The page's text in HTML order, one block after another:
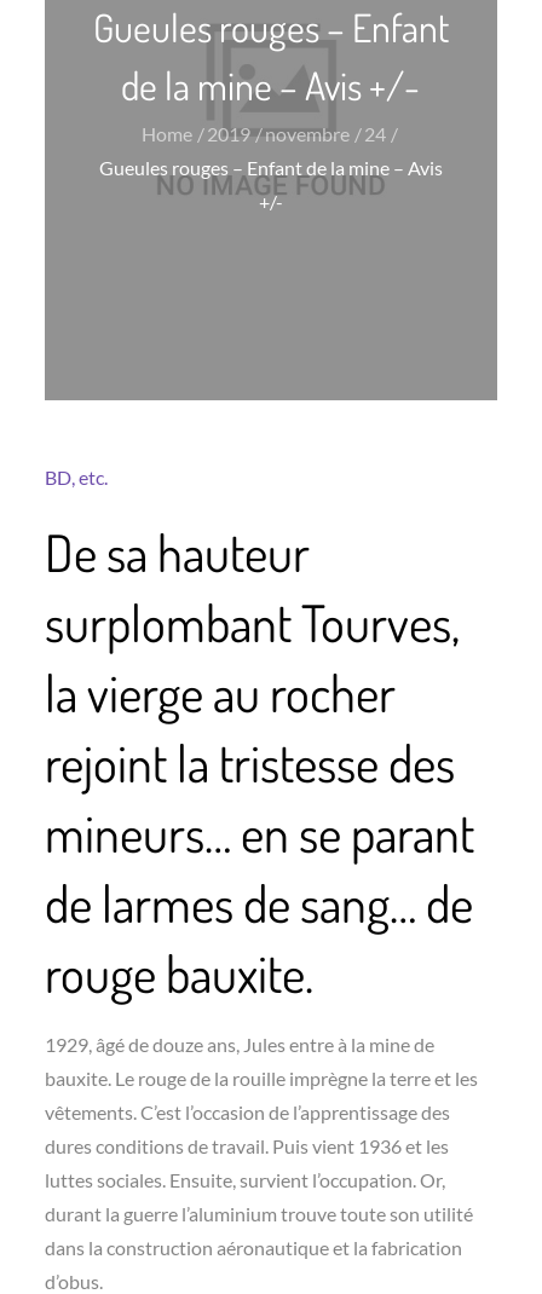
Gueules rouges – Enfant
de la mine – Avis +/-
Home 2019 novembre
24
Gueules rouges – Enfant de la mine – Avis
+/-
BD, etc.
De sa hauteur
surplombant Tourves,
la vierge au rocher
rejoint la tristesse des
mineurs… en se parant
de larmes de sang… de
rouge bauxite.
1929, âgé de douze ans, Jules entre à la mine de
bauxite. Le rouge de la rouille imprègne la terre et les
vêtements. C’est l’occasion de l’apprentissage des
dures conditions de travail. Puis vient 1936 et les
luttes sociales. Ensuite, survient l’occupation. Or,
durant la guerre l’aluminium trouve toute son utilité
dans la construction aéronautique et la fabrication
d’obus.